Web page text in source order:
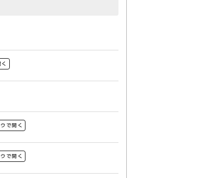
で開く
で開く